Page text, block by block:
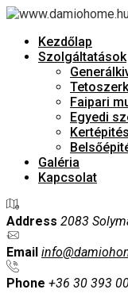
Kezdőlap
Szolgáltatások
Faipari
Egyedi
Kertépités
Galéria
Kapcsolat
Address 2083
Email
Phone +36 30 393